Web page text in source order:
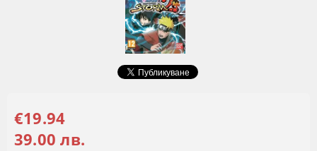
€19.94
39.00 лв.